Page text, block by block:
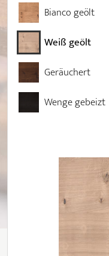
Bianco geölt
Weiß geölt
Geräuchert
Wenge gebeizt